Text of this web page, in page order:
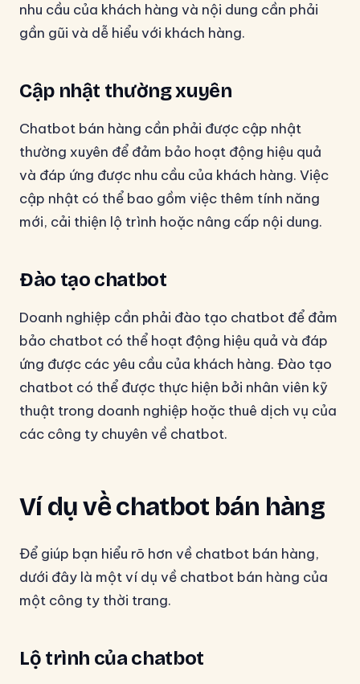
nhu cầu của khách hàng và nội dung cần phải
gần gũi và dễ hiểu với khách hàng.
Cập nhật thường xuyên
Chatbot bán hàng cần phải được cập nhật
thường xuyên để đảm bảo hoạt động hiệu quả
và đáp ứng được nhu cầu của khách hàng. Việc
cập nhật có thể bao gồm việc thêm tính năng
mới, cải thiện lộ trình hoặc nâng cấp nội dung.
Đào tạo chatbot
Doanh nghiệp cần phải đào tạo chatbot để đảm
bảo chatbot có thể hoạt động hiệu quả và đáp
ứng được các yêu cầu của khách hàng. Đào tạo
chatbot có thể được thực hiện bởi nhân viên kỹ
thuật trong doanh nghiệp hoặc thuê dịch vụ của
các công ty chuyên về chatbot.
Ví dụ về chatbot bán hàng
Để giúp bạn hiểu rõ hơn về chatbot bán hàng,
dưới đây là một ví dụ về chatbot bán hàng của
một công ty thời trang.
Lộ trình của chatbot